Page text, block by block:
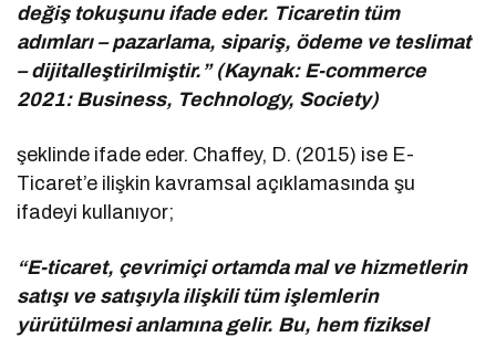
değiş tokuşunu ifade eder. Ticaretin tüm
adımları – pazarlama, sipariş, ödeme ve teslimat
– dijitalleştirilmiştir.” (Kaynak: E-commerce
2021: Business, Technology, Society)
şeklinde ifade eder. Chaffey, D. (2015) ise E-
Ticaret’e ilişkin kavramsal açıklamasında şu
ifadeyi kullanıyor;
“E-ticaret, çevrimiçi ortamda mal ve hizmetlerin
satışı ve satışıyla ilişkili tüm işlemlerin
yürütülmesi anlamına gelir. Bu, hem fiziksel